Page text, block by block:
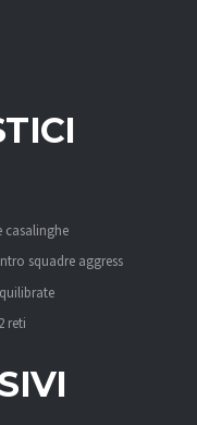
casalinghe
squadre aggressive
reti